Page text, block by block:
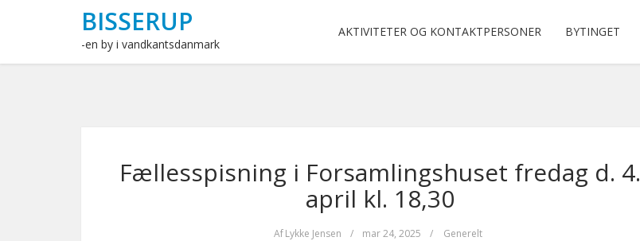
BISSERUP
-en by i vandkantsdanmark
AKTIVITETER OG KONTAKTPERSONER BYTINGET
Fællesspisning i Forsamlingshuset fredag d. 4.
april kl. 18,30
Af Lykke Jensen / mar 24, 2025 / Generelt